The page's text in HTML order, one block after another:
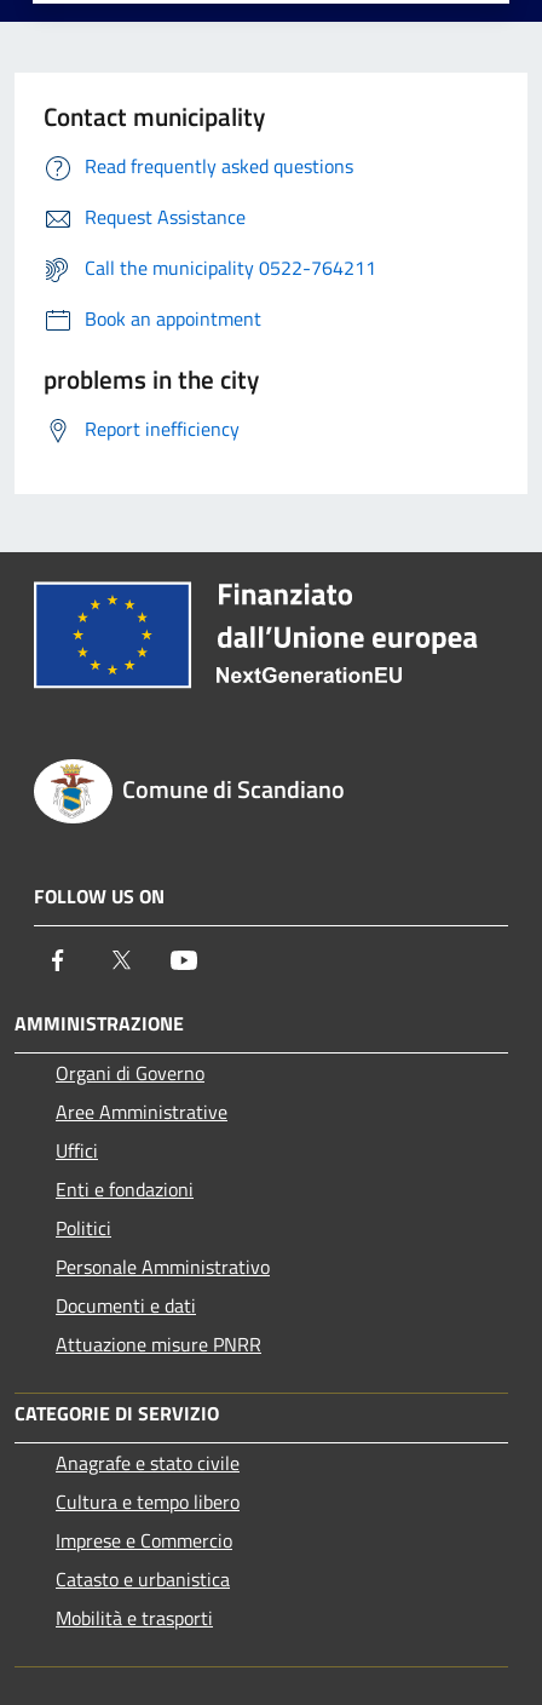
Contact municipality
Read frequently asked questions
Request Assistance
Call the municipality 0522-764211
Book an appointment
problems in the city
Report inefficiency
Comune di Scandiano
FOLLOW US ON
Facebook Twitter
AMMINISTRAZIONE
Organi di Governo
Aree Amministrative
Uffici
Enti e fondazioni
Politici
Personale Amministrativo
Documenti e dati
Attuazione misure PNRR
CATEGORIE DI SERVIZIO
Anagrafe e stato civile
Cultura e tempo libero
Imprese e Commercio
Catasto e urbanistica
Mobilità e trasporti